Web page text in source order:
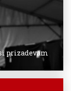
prizadevam